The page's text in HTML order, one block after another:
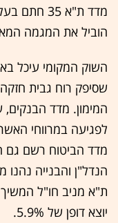
הוביל את המגמה
השוק המקומי עיכל
שסיפק רוח גבית
המימון. מדד
הנדל"ן והבנייה נהנו
ת"א מניב חו"ל המשיך
יוצא דופן של 5.9%.